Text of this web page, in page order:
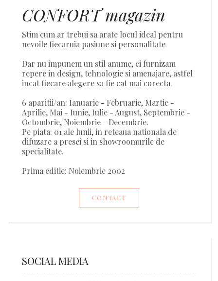
CONFORT magazin
Stim cum ar trebui sa arate locul ideal pentru
nevoile fiecaruia pasiune si personalitate
Dar nu impunem un stil anume, ci furnizam
repere in design, tehnologie si amenajare, astfel
incat fiecare alegere sa fie cat mai corecta.
6 aparitii/an: Ianuarie - Februarie, Martie -
Aprilie, Mai - Iunie, Iulie - August, Septembrie -
Octombrie, Noiembrie - Decembrie.
Pe piata: 01 ale lunii, in reteaua nationala de
difuzare a presei si in showroomurile de
specialitate.
Prima editie: Noiembrie 2002
CONTACT
SOCIAL MEDIA